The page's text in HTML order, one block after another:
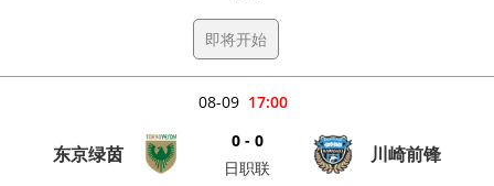
即将开始
17:00
08-09
东京绿茵
0 - 0
日职联
川崎前锋